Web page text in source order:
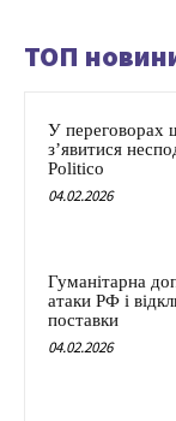
ТОП
У переговорах
з’явитися
Politico
04.02.2026
Гуманітарна
атаки РФ і
поставки
04.02.2026